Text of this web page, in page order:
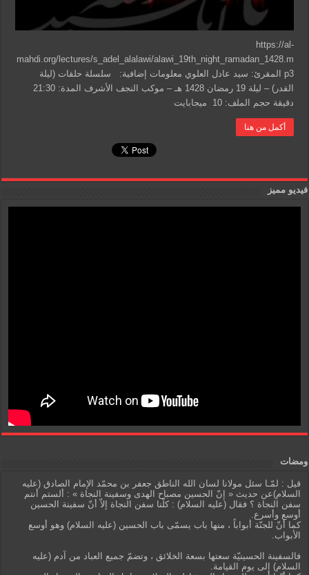
https://al-
mahdi.org/lectures/s_adel_alalawi/alawi_19th_night_ramadan_1428.m
p3 المقرئ: سيد عادل العلوي معلومات إضافية: سلسلة حلقات (ليلة
القدر) – ليلة 19 رمضان 1428 هـ – موكب النجف الأشرف المدة: 21:30
دقيقة حجم الملف: 10 ميجابايت
أكمل من هنا
فيديو مميز
ومضات
قيل : لمّـا سئل مولانا لسان الله الناطق جعفر بن محمّد الإمام الصادق (عليه
السلام)عن حديث « إنّ الحسين مصباح الهدى وسفينة النجاة » : ألستم أنتم
سفن النجاة ؟ فقال (عليه السلام) : كلّنا سفن النجاة إلاّ أنّ سفينة الحسين
أوسع وأسرع.
كما أنّ للجنّة أبواباً ، منها باب يسمّى باب الحسين (عليه السلام) وهو أوسع
الأبواب.
فالسفينة الحسينيّة سعتها بسعة الخلائق ، وتضمّ جميع العباد من آدم (عليه
السلام) إلى يوم القيامة.